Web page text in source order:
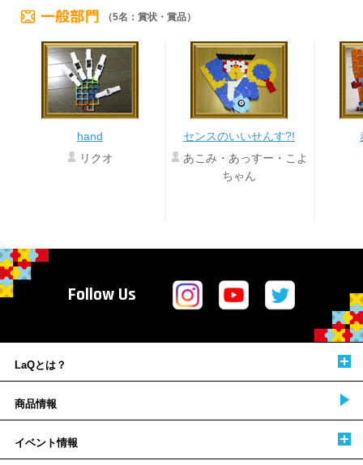
（5名：賞状・賞品）
hand
リクオ
センスのいいせんす?!
あこみ・あっすー・こよ
ちゃん
Follow Us
LaQとは？
商品情報
イベント情報